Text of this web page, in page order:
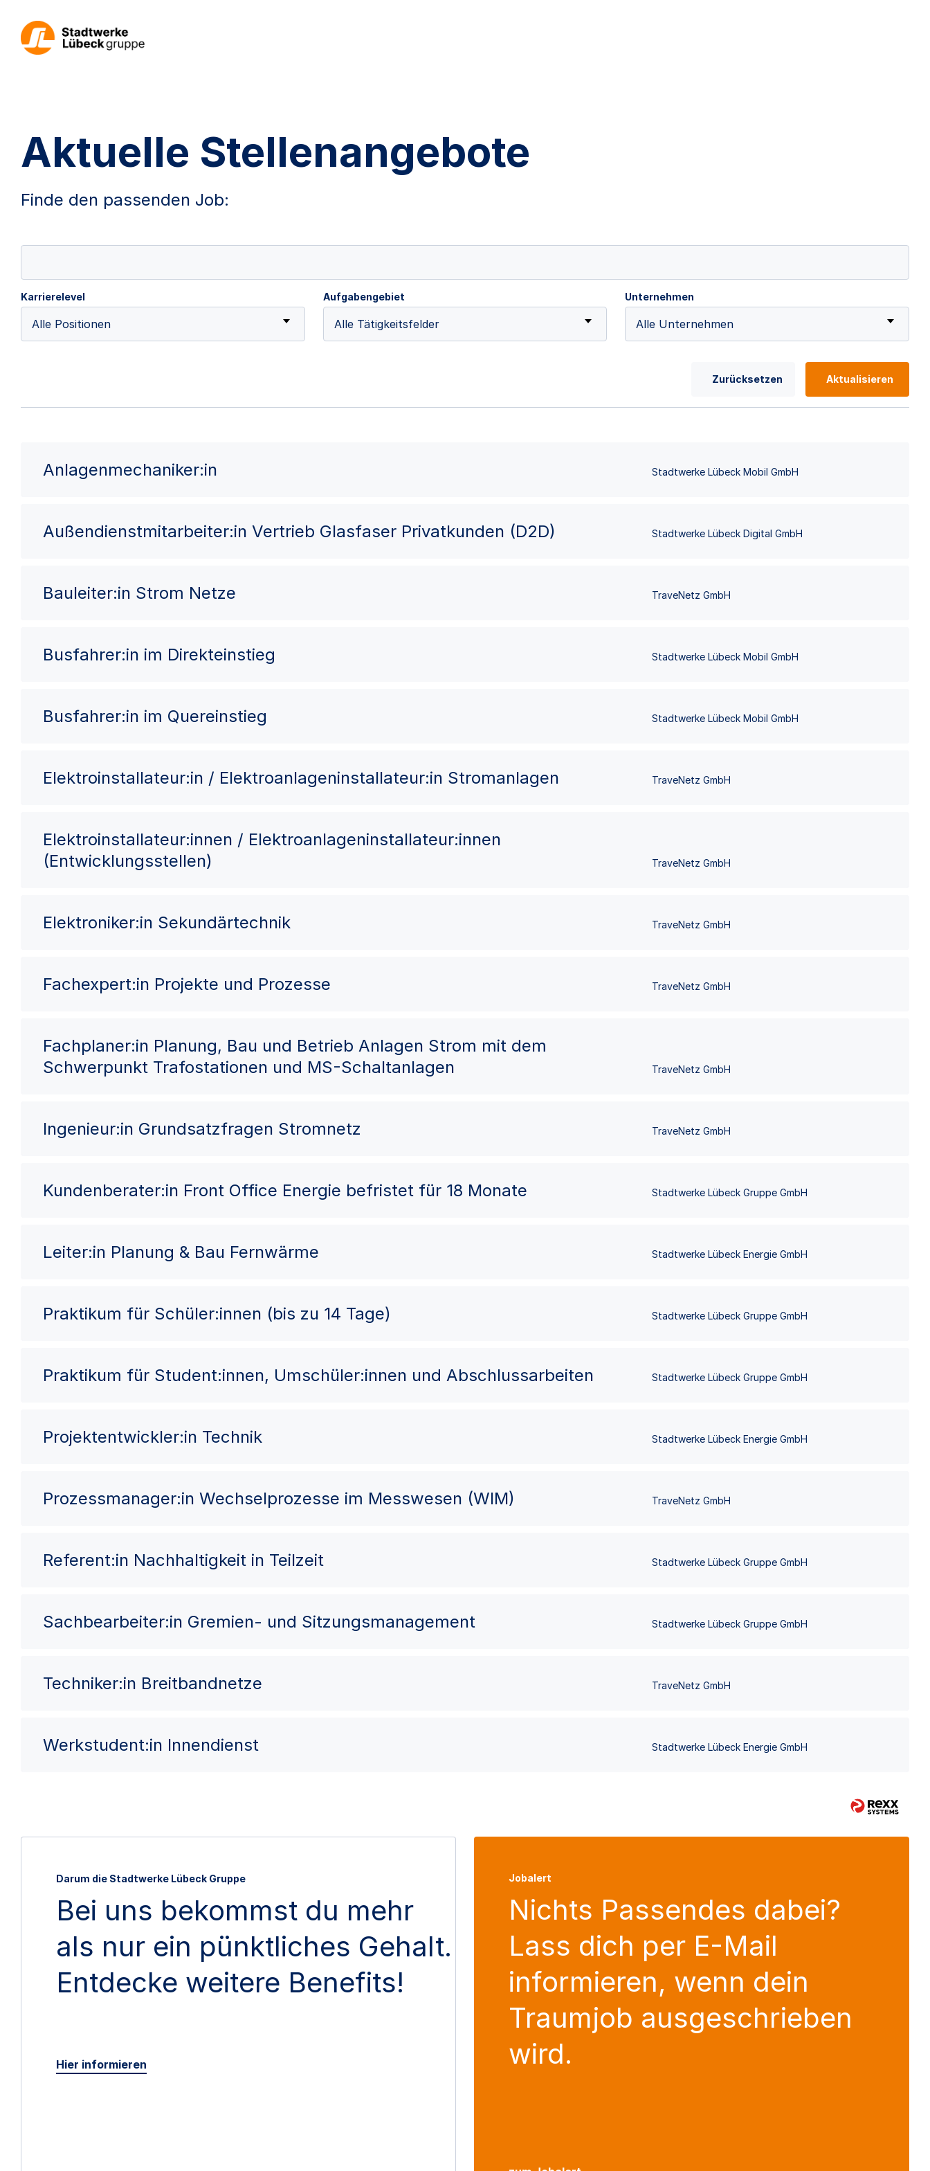
Aktuelle Stellenangebote
Finde den passenden Job:
Karrierelevel
Alle Positionen
Aufgabengebiet
Alle Tätigkeitsfelder
Unternehmen
Alle Unternehmen
Zurücksetzen Aktualisieren
Anlagenmechaniker:in Stadtwerke Lübeck Mobil GmbH
Außendienstmitarbeiter:in Vertrieb Glasfaser Privatkunden (D2D) Stadtwerke Lübeck Digital GmbH
Bauleiter:in Strom Netze TraveNetz GmbH
Busfahrer:in im Direkteinstieg Stadtwerke Lübeck Mobil GmbH
Busfahrer:in im Quereinstieg Stadtwerke Lübeck Mobil GmbH
Elektroinstallateur:in / Elektroanlageninstallateur:in Stromanlagen TraveNetz GmbH
Elektroinstallateur:innen / Elektroanlageninstallateur:innen
(Entwicklungsstellen)
TraveNetz GmbH
Elektroniker:in Sekundärtechnik TraveNetz GmbH
Fachexpert:in Projekte und Prozesse TraveNetz GmbH
Fachplaner:in Planung, Bau und Betrieb Anlagen Strom mit dem
Schwerpunkt Trafostationen und MS-Schaltanlagen
TraveNetz GmbH
Ingenieur:in Grundsatzfragen Stromnetz TraveNetz GmbH
Kundenberater:in Front Office Energie befristet für 18 Monate Stadtwerke Lübeck Gruppe GmbH
Leiter:in Planung & Bau Fernwärme Stadtwerke Lübeck Energie GmbH
Praktikum für Schüler:innen (bis zu 14 Tage) Stadtwerke Lübeck Gruppe GmbH
Praktikum für Student:innen, Umschüler:innen und Abschlussarbeiten Stadtwerke Lübeck Gruppe GmbH
Projektentwickler:in Technik Stadtwerke Lübeck Energie GmbH
Prozessmanager:in Wechselprozesse im Messwesen (WIM) TraveNetz GmbH
Referent:in Nachhaltigkeit in Teilzeit Stadtwerke Lübeck Gruppe GmbH
Sachbearbeiter:in Gremien- und Sitzungsmanagement Stadtwerke Lübeck Gruppe GmbH
Techniker:in Breitbandnetze TraveNetz GmbH
Werkstudent:in Innendienst Stadtwerke Lübeck Energie GmbH
Darum die Stadtwerke Lübeck Gruppe
Bei uns bekommst du mehr
als nur ein pünktliches Gehalt.
Entdecke weitere Benefits!
Hier informieren
Jobalert
Nichts Passendes dabei?
Lass dich per E-Mail
informieren, wenn dein
Traumjob ausgeschrieben
wird.